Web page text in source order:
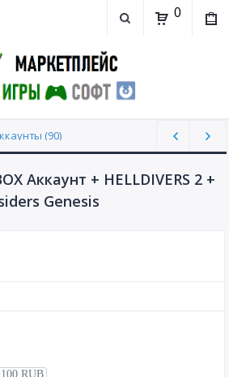
0
(90)
Аккаунт + HELLDIVERS 2 +
Genesis
RUB